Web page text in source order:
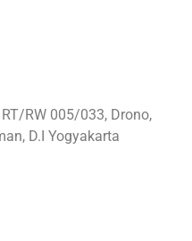
RW 005/033, Drono,
D.I Yogyakarta